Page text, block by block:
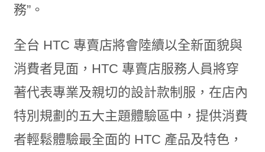
務”。
全台 HTC 專賣店將會陸續以全新面貌與
消費者見面，HTC 專賣店服務人員將穿
著代表專業及親切的設計款制服，在店內
特別規劃的五大主題體驗區中，提供消費
者輕鬆體驗最全面的 HTC 產品及特色，